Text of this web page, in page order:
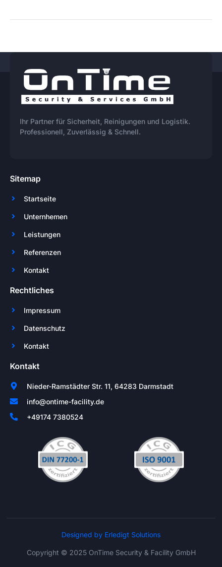
Ihr Partner für Sicherheit, Reinigungen und Logistik.
Professionell, Zuverlässig & Schnell.
Sitemap
Startseite
Unternhemen
Leistungen
Referenzen
Kontakt
Rechtliches
Impressum
Datenschutz
Kontakt
Kontakt
Nieder-Ramstädter Str. 11, 64283 Darmstadt
info@ontime-facility.de
+49174 7380524
Designed by Erledigt Solutions
Copyright © 2025 OnTime Security & Facility GmbH